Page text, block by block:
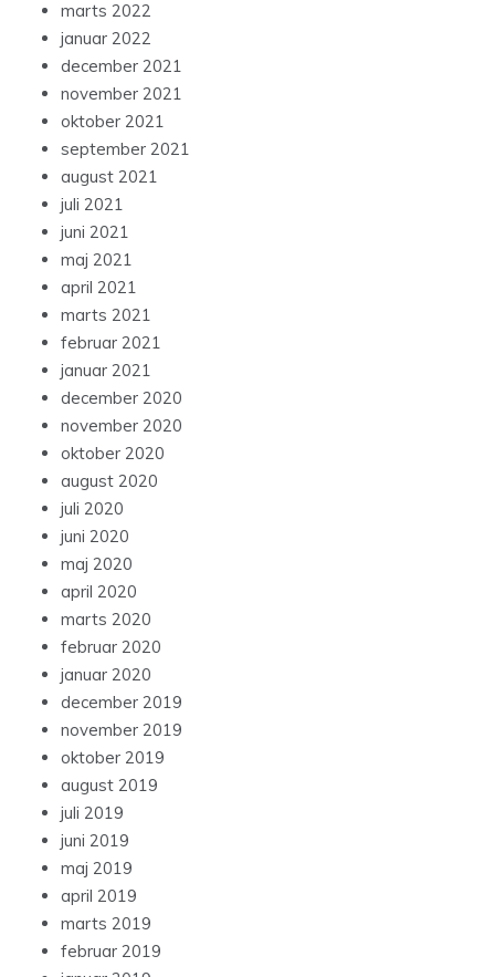
marts 2022
januar 2022
december 2021
november 2021
oktober 2021
september 2021
august 2021
juli 2021
juni 2021
maj 2021
april 2021
marts 2021
februar 2021
januar 2021
december 2020
november 2020
oktober 2020
august 2020
juli 2020
juni 2020
maj 2020
april 2020
marts 2020
februar 2020
januar 2020
december 2019
november 2019
oktober 2019
august 2019
juli 2019
juni 2019
maj 2019
april 2019
marts 2019
februar 2019